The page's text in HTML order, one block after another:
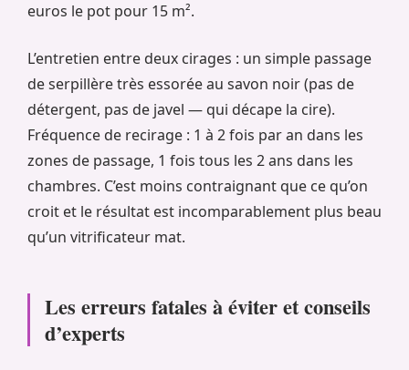
euros le pot pour 15 m².
L’entretien entre deux cirages : un simple passage
de serpillère très essorée au savon noir (pas de
détergent, pas de javel — qui décape la cire).
Fréquence de recirage : 1 à 2 fois par an dans les
zones de passage, 1 fois tous les 2 ans dans les
chambres. C’est moins contraignant que ce qu’on
croit et le résultat est incomparablement plus beau
qu’un vitrificateur mat.
Les erreurs fatales à éviter et conseils
d’experts